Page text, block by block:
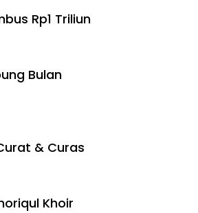
Rp1 Triliun
Bulan
& Curas
Khoir